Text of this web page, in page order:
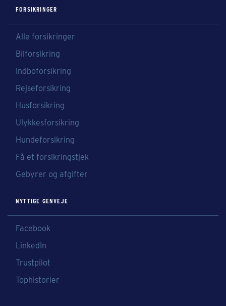
FORSIKRINGER
Alle forsikringer
Bilforsikring
Indboforsikring
Rejseforsikring
Husforsikring
Ulykkesforsikring
Hundeforsikring
Få et forsikringstjek
Gebyrer og afgifter
NYTTIGE GENVEJE
Facebook
LinkedIn
Trustpilot
Tophistorier